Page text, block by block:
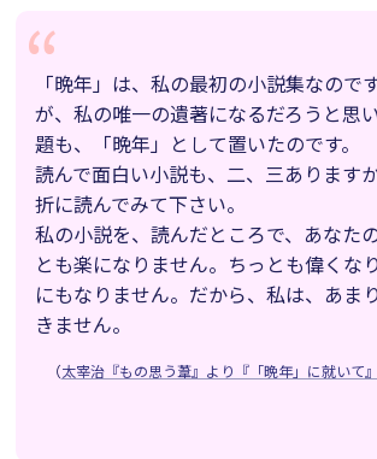
「晩年」は、私の最初の小説集なので
が、私の唯一の遺著になるだろうと思
題も、「晩年」として置いたのです。
読んで面白い小説も、二、三あります
折に読んでみて下さい。
私の小説を、読んだところで、あなた
とも楽になりません。ちっとも偉くな
にもなりません。だから、私は、あま
きません。
（太宰治『もの思う葦』より『「晩年」に就いて